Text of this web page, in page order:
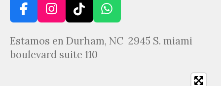
F
c
e
I
s
t
T
k
T
W
a
Estamos en Durham, NC 2945 S. miami
boulevard suite 110